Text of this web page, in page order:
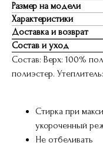
Размер на модели
Характеристики
Доставка и возврат
Состав и уход
Состав: Верх: 100%
полиэстер.
Стирка при
укороченный
Не отбеливать